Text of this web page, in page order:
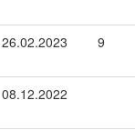
26.02.2023 9
08.12.2022